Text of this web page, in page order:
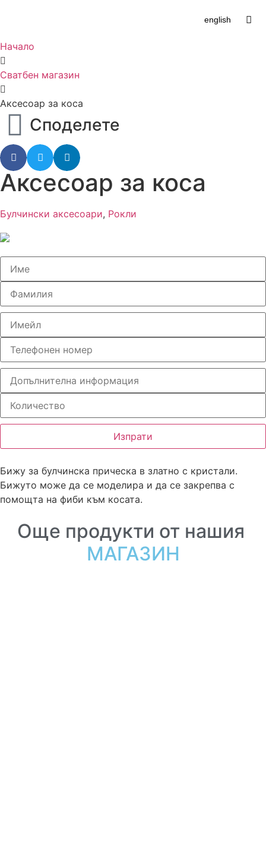
english
Начало
Сватбен магазин
Аксесоар за коса
Споделете
Аксесоар за коса
Булчински аксесоари, Рокли
Изпрати
Бижу за булчинска прическа в златно с кристали.
Бижуто може да се моделира и да се закрепва с
помощта на фиби към косата.
Още продукти от нашия
МАГАЗИН